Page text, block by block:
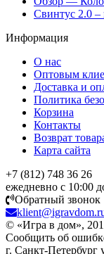
Свинтус 2.0
Информация
О нас
Оптовым
Доставка и
Политика
Корзина
Контакты
Возврат
Карта сайта
+7 (812) 748 36 26
ежедневно с 10:00
Обратный звонок
© «Игра в дом»,
Сообщить об
г. Санкт-Петербург